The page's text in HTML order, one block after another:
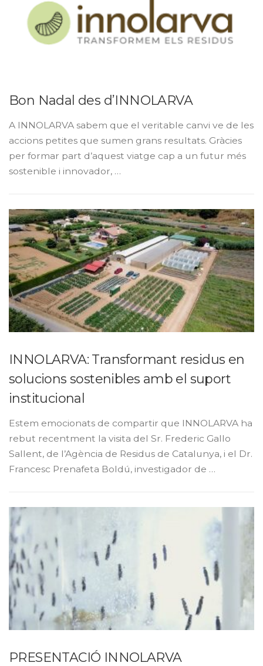
i
s
Bon Nadal des d’INNOLARVA
A INNOLARVA sabem que el veritable canvi ve de les
accions petites que sumen grans resultats. Gràcies
per formar part d’aquest viatge cap a un futur més
sostenible i innovador, …
INNOLARVA: Transformant residus en
solucions sostenibles amb el suport
institucional
Estem emocionats de compartir que INNOLARVA ha
rebut recentment la visita del Sr. Frederic Gallo
Sallent, de l’Agència de Residus de Catalunya, i el Dr.
Francesc Prenafeta Boldú, investigador de …
PRESENTACIÓ INNOLARVA